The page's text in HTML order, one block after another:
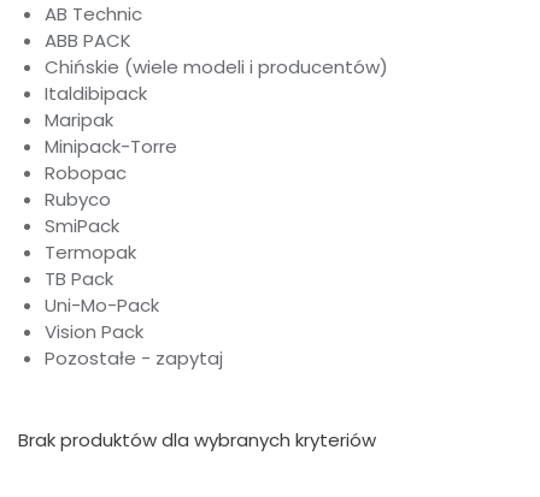
AB Technic
ABB PACK
Chińskie (wiele modeli i producentów)
Italdibipack
Maripak
Minipack-Torre
Robopac
Rubyco
SmiPack
Termopak
TB Pack
Uni-Mo-Pack
Vision Pack
Pozostałe - zapytaj
Brak produktów dla wybranych kryteriów